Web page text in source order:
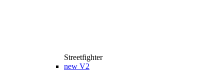
Streetfighter
new V2